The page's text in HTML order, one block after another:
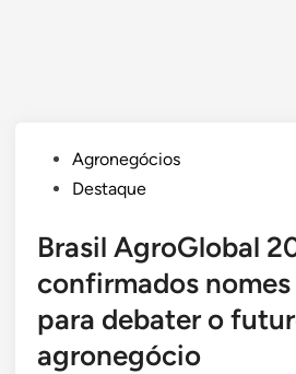
PostedAgronegócios
Destaque
Brasil AgroGlobal
confirmados
para debater o
agronegócio